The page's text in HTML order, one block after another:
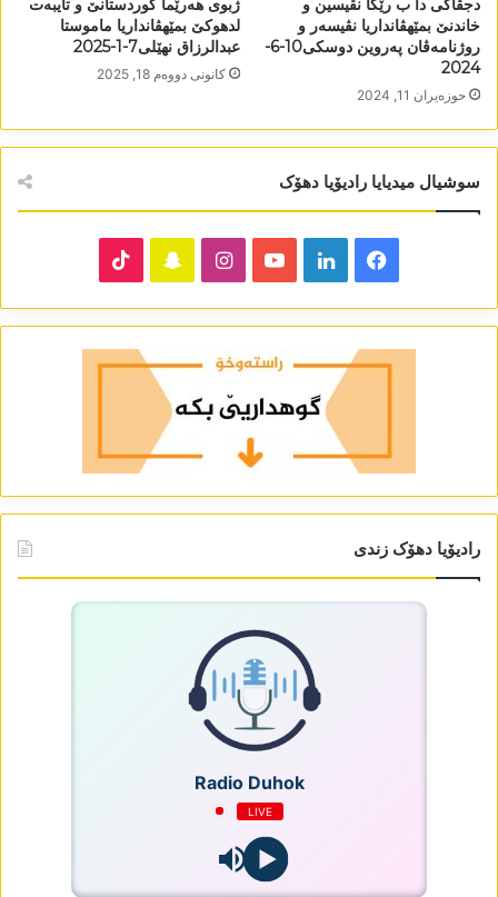
دجڤاکی دا ب رێکا نڤیسین و
خاندنێ بمێھڤانداریا نڤیسەر و
روژنامەڤان پەروین دوسکی10-6-
2024
حوزه‌یران 11, 2024
ژبوی ھەرێما کوردستانێ و تایبەت
لدھوکێ بمێھڤانداریا ماموستا
عبدالرزاق نھێلی7-1-2025
كانونی دووه‌م 18, 2025
سوشیال میدیایا رادیۆیا دھۆک
Facebook
LinkedIn
YouTube
Instagram
Snapchat
رادیۆیا دھۆک زندی
Radio Duhok
LIVE